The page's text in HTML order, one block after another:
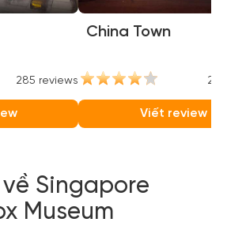
285 reviews
China Town
Viết review
Singapore
Museum